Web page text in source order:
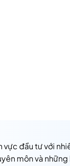
vực đầu tư với
môn và